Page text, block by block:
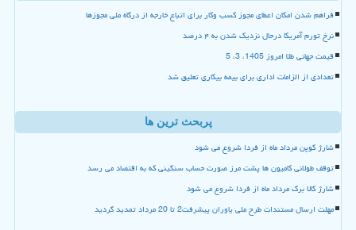
فراهم شدن امکان اعطای مجوز کسب وکار برای اتباع خارجه از درگاه ملی مجوزها
نرخ تورم آمریکا درحال نزدیک شدن به ۴ درصد
قیمت جهانی طلا امروز 1405، 3، 5
تعدادی از الزامات اداری برای بیمه بیکاری تعلیق شد
پربحث ترین ها
شارژ کوپن مرداد ماه از فردا شروع می شود
توقف طولانی کامیون ها پشت مرز صورت حساب سنگینی که به اقتصاد می رسد
شارژ کالا برگ مرداد ماه از فردا شروع می شود
مهلت ارسال مستندات طرح ملی یاوران پیشرفت2 تا 20 مرداد تمدید گردید